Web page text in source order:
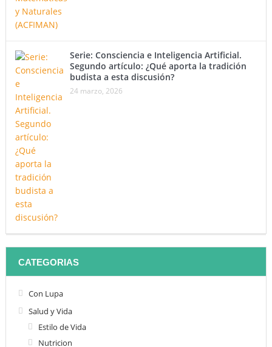
Serie: Consciencia e Inteligencia Artificial.
Segundo artículo: ¿Qué aporta la tradición
budista a esta discusión?
24 marzo, 2026
CATEGORIAS
Con Lupa
Salud y Vida
Estilo de Vida
Nutricion